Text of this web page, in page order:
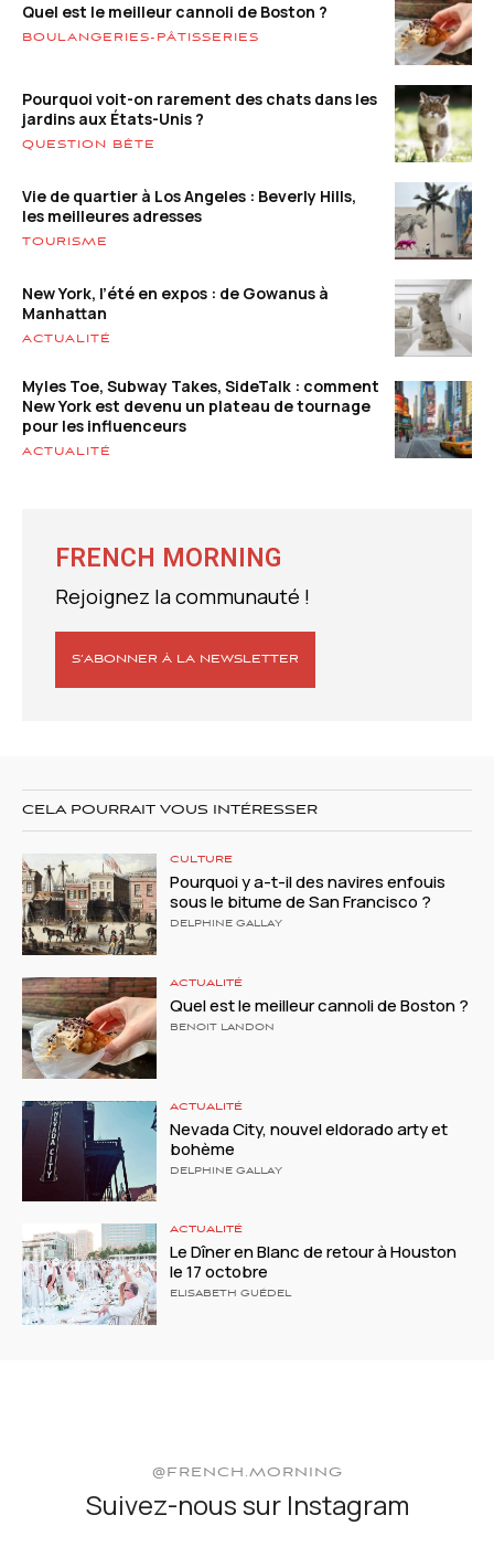
Quel est le meilleur cannoli de Boston ?
BOULANGERIES-PÂTISSERIES
Pourquoi voit-on rarement des chats dans les
jardins aux États-Unis ?
QUESTION BÊTE
Vie de quartier à Los Angeles : Beverly Hills,
les meilleures adresses
TOURISME
New York, l’été en expos : de Gowanus à
Manhattan
ACTUALITÉ
Myles Toe, Subway Takes, SideTalk : comment
New York est devenu un plateau de tournage
pour les influenceurs
ACTUALITÉ
FRENCH MORNING
Rejoignez la communauté !
S’ABONNER À LA NEWSLETTER
CELA POURRAIT VOUS INTÉRESSER
CULTURE
Pourquoi y a-t-il des navires enfouis
sous le bitume de San Francisco ?
DELPHINE GALLAY
ACTUALITÉ
Quel est le meilleur cannoli de Boston ?
BENOIT LANDON
ACTUALITÉ
Nevada City, nouvel eldorado arty et
bohème
DELPHINE GALLAY
ACTUALITÉ
Le Dîner en Blanc de retour à Houston
le 17 octobre
ELISABETH GUÉDEL
@FRENCH.MORNING
Suivez-nous sur Instagram